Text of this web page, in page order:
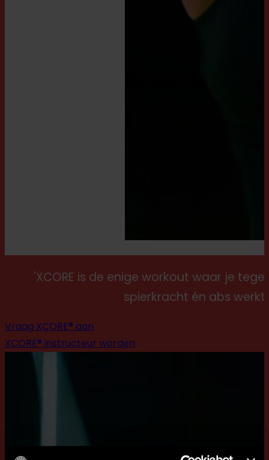
'XCORE is de enige workout waar je
spierkracht én abs
Vraag XCORE® aan
XCORE® instructeur worden